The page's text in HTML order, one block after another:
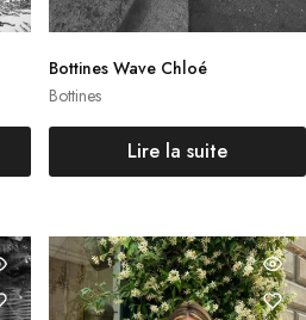
Bottines
Bottines Wave Chloé
Lire la suite